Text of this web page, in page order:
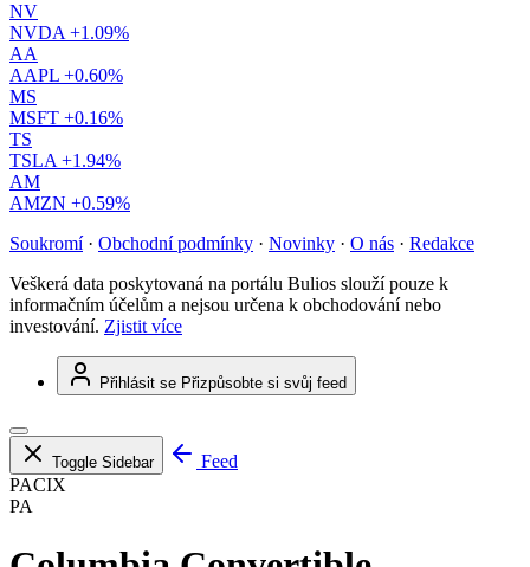
NV
NVDA +1.09%
AA
AAPL +0.60%
MS
MSFT +0.16%
TS
TSLA +1.94%
AM
AMZN +0.59%
Soukromí · Obchodní podmínky · Novinky · O nás · Redakce
Veškerá data poskytovaná na portálu Bulios slouží pouze k
informačním účelům a nejsou určena k obchodování nebo
investování. Zjistit více
Přihlásit se Přizpůsobte si svůj feed
Toggle Sidebar
Feed
PACIX
PA